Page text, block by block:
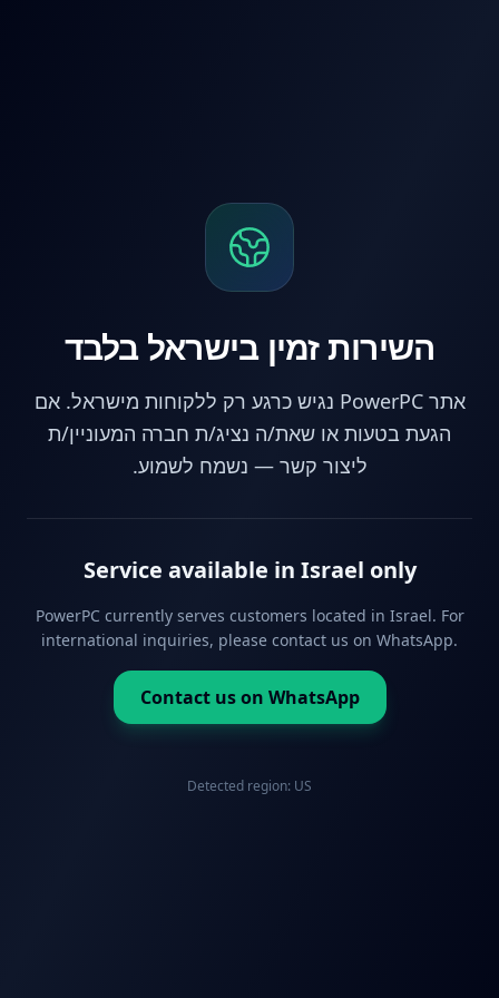
השירות זמין בישראל בלבד
אתר PowerPC נגיש כרגע רק ללקוחות מישראל. אם
הגעת בטעות או שאת/ה נציג/ת חברה המעוניין/ת
ליצור קשר — נשמח לשמוע.
Service available in Israel only
PowerPC currently serves customers located in Israel. For
international inquiries, please contact us on WhatsApp.
Contact us on WhatsApp
Detected region: US